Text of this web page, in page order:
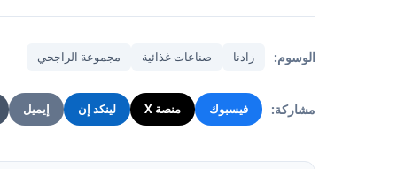
الوسوم: زادنا صناعات غذائية مجموعة الراجحي
مشاركة: فيسبوك منصة X لينكد إن إيميل